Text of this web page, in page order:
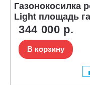
Газонокосилка
Light площадь
344 000 р.
В корзину